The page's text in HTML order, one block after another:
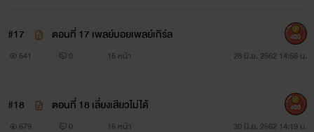
#17 ตอนที่ 17 เพลย์บอยเพลย์เกิร์ล
541 0 15 หน้า 28 มิ.ย. 2562 14:56 น.
400
#18 ตอนที่ 18 เลี่ยงเสียวไม่ได้
679 0 15 หน้า 30 มิ.ย. 2562 14:19 น.
400